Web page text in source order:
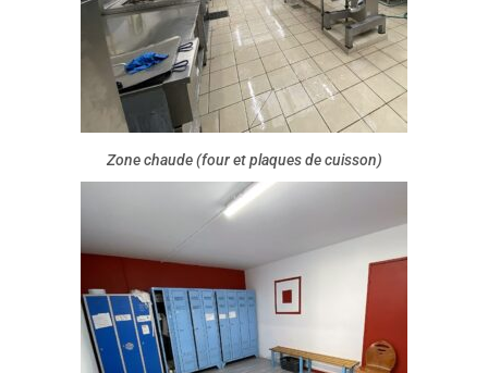
Zone chaude (four et plaques de cuisson)